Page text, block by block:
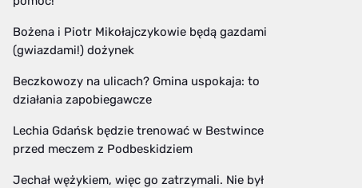
Bożena i Piotr Mikołajczykowie będą gazdami
(gwiazdami!) dożynek
Beczkowozy na ulicach? Gmina uspokaja: to
działania zapobiegawcze
Lechia Gdańsk będzie trenować w Bestwince
przed meczem z Podbeskidziem
Jechał wężykiem, więc go zatrzymali. Nie był